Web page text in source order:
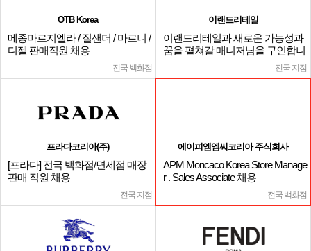
OTB Korea
메종마르지엘라 / 질샌더 / 마르니 /
디젤 판매직원 채용
전국 백화점
이랜드리테일
이랜드리테일과 새로운 가능성과
꿈을 펼쳐갈 매니저님을 구인합니
전국 지점
프라다코리아(주)
[프라다] 전국 백화점/면세점 매장
판매 직원 채용
전국 지점
에이피엠엠씨코리아 주식회사
APM Moncaco Korea Store Manage
r . Sales Associate 채용
전국 백화점